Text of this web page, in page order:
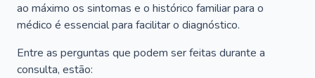
ao máximo os sintomas e o histórico familiar para o
médico é essencial para facilitar o diagnóstico.
Entre as perguntas que podem ser feitas durante a
consulta, estão: